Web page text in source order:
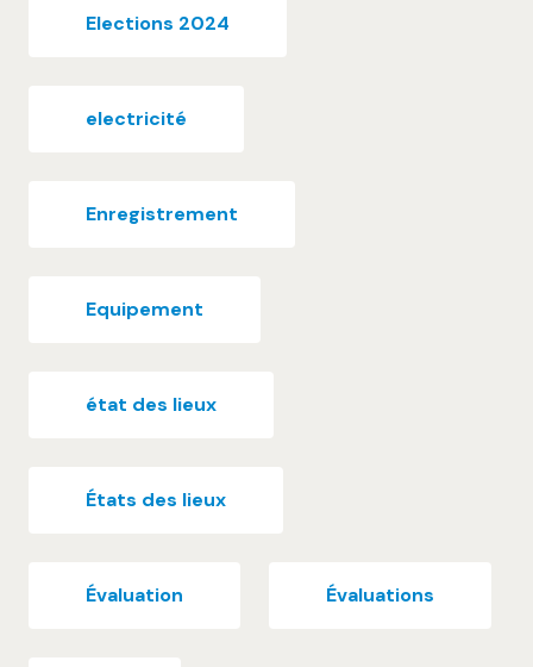
Elections 2024
electricité
Enregistrement
Equipement
état des lieux
États des lieux
Évaluation Évaluations